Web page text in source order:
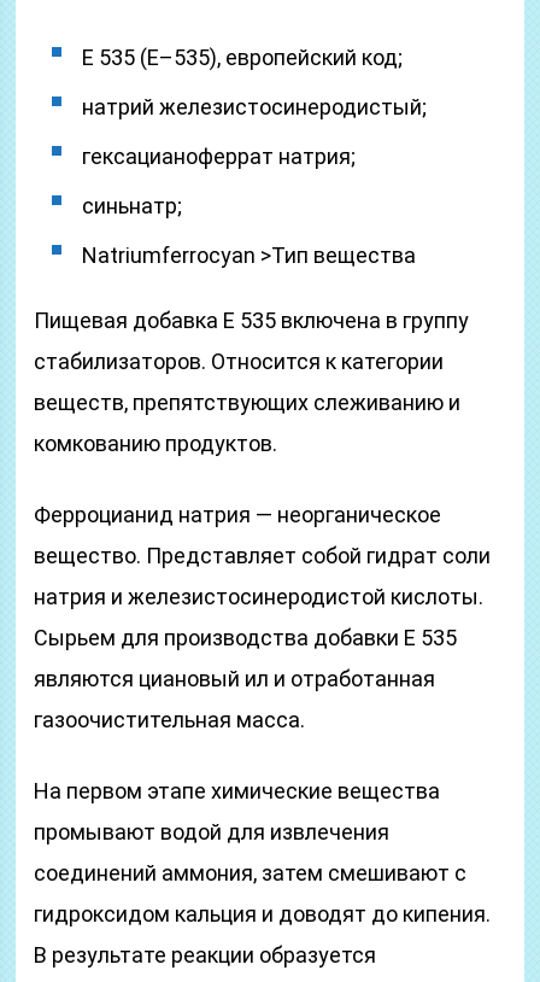
Е 535 (Е–535), европейский код;
натрий железистосинеродистый;
гексацианоферрат натрия;
синьнатр;
Natriumferrocyan >Тип вещества
Пищевая добавка E 535 включена в группу
стабилизаторов. Относится к категории
веществ, препятствующих слеживанию и
комкованию продуктов.
Ферроцианид натрия — неорганическое
вещество. Представляет собой гидрат соли
натрия и железистосинеродистой кислоты.
Сырьем для производства добавки Е 535
являются циановый ил и отработанная
газоочистительная масса.
На первом этапе химические вещества
промывают водой для извлечения
соединений аммония, затем смешивают с
гидроксидом кальция и доводят до кипения.
В результате реакции образуется